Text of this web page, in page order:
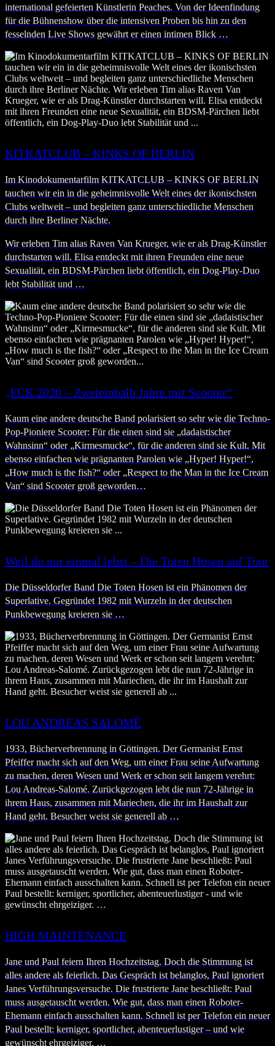
international gefeierten Künstlerin Peaches. Von der Ideenfindung
für die Bühnenshow über die intensiven Proben bis hin zu den
fesselnden Live Shows gewährt er einen intimen Blick …
KITKATCLUB – KINKS OF BERLIN
Im Kinodokumentarfilm KITKATCLUB – KINKS OF BERLIN
tauchen wir ein in die geheimnisvolle Welt eines der ikonischsten
Clubs weltweit – und begleiten ganz unterschiedliche Menschen
durch ihre Berliner Nächte.
Wir erleben Tim alias Raven Van Krueger, wie er als Drag-Künstler
durchstarten will. Elisa entdeckt mit ihren Freunden eine neue
Sexualität, ein BDSM-Pärchen liebt öffentlich, ein Dog-Play-Duo
lebt Stabilität und …
„FCK 2020 – Zweieinhalb Jahre mit Scooter“
Kaum eine andere deutsche Band polarisiert so sehr wie die Techno-
Pop-Pioniere Scooter: Für die einen sind sie „dadaistischer
Wahnsinn“ oder „Kirmesmucke“, für die anderen sind sie Kult. Mit
ebenso einfachen wie prägnanten Parolen wie „Hyper! Hyper!“,
„How much is the fish?“ oder „Respect to the Man in the Ice Cream
Van“ sind Scooter groß geworden…
Weil du nur einmal lebst – Die Toten Hosen auf Tour
Die Düsseldorfer Band Die Toten Hosen ist ein Phänomen der
Superlative. Gegründet 1982 mit Wurzeln in der deutschen
Punkbewegung kreieren sie …
LOU ANDREAS SALOMÉ
1933, Bücherverbrennung in Göttingen. Der Germanist Ernst
Pfeiffer macht sich auf den Weg, um einer Frau seine Aufwartung
zu machen, deren Wesen und Werk er schon seit langem verehrt:
Lou Andreas-Salomé. Zurückgezogen lebt die nun 72-Jährige in
ihrem Haus, zusammen mit Mariechen, die ihr im Haushalt zur
Hand geht. Besucher weist sie generell ab …
HIGH MAINTENANCE
Jane und Paul feiern Ihren Hochzeitstag. Doch die Stimmung ist
alles andere als feierlich. Das Gespräch ist belanglos, Paul ignoriert
Janes Verführungsversuche. Die frustrierte Jane beschließt: Paul
muss ausgetauscht werden. Wie gut, dass man einen Roboter-
Ehemann einfach ausschalten kann. Schnell ist per Telefon ein neuer
Paul bestellt: kerniger, sportlicher, abenteuerlustiger – und wie
gewünscht ehrgeiziger. …